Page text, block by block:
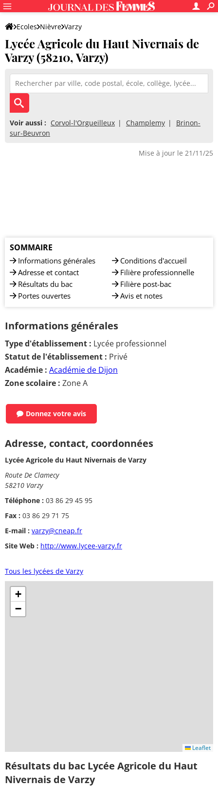
Ecoles Nièvre Varzy
Lycée Agricole du Haut Nivernais de Varzy
Lycée Agricole du Haut Nivernais de
Varzy (58210, Varzy)
Voir aussi : Corvol-l'Orgueilleux Champlemy
Brinon-
sur-Beuvron
Mise à jour le 21/11/25
SOMMAIRE
Informations générales
Adresse et contact
Résultats du bac
Portes ouvertes
Conditions d'accueil
Filière professionnelle
Filière post-bac
Avis et notes
Informations générales
Type d'établissement : Lycée professionnel
Statut de l'établissement : Privé
Académie : Académie de Dijon
Zone scolaire : Zone A
Donnez votre avis
Adresse, contact, coordonnées
Lycée Agricole du Haut Nivernais de Varzy
Route De Clamecy
58210 Varzy
Téléphone : 03 86 29 45 95
Fax : 03 86 29 71 75
E-mail : varzy@cneap.fr
Site Web : http://www.lycee-varzy.fr
Tous les lycées de Varzy
+
−
Leaflet
Résultats du bac Lycée Agricole du Haut
Nivernais de Varzy